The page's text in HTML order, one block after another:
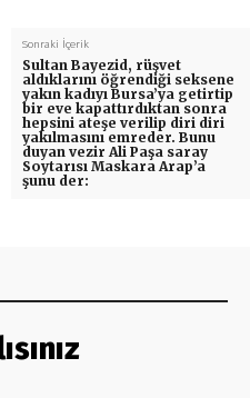
Sonraki İçerik
Sultan Bayezid, rüşvet
aldıklarını öğrendiği seksene
yakın kadıyı Bursa’ya getirtip
bir eve kapattırdıktan sonra
hepsini ateşe verilip diri diri
yakılmasını emreder. Bunu
duyan vezir Ali Paşa saray
Soytarısı Maskara Arap’a
şunu der: